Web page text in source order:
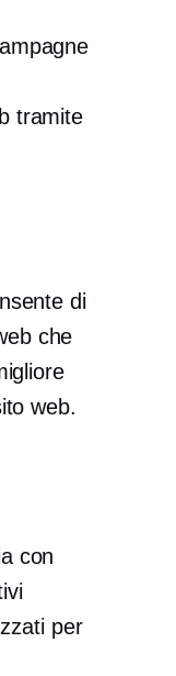
tramite
di
che
web.
con
per